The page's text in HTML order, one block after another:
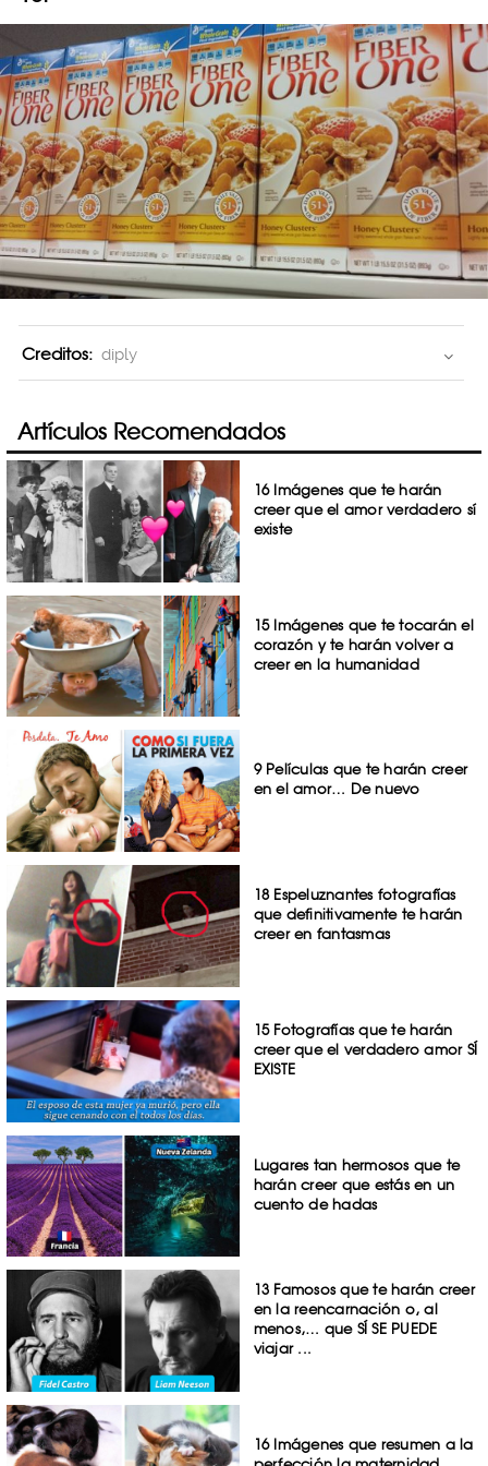
Creditos: diply
Artículos Recomendados
16 Imágenes que te harán
creer que el amor verdadero sí
existe
15 Imágenes que te tocarán el
corazón y te harán volver a
creer en la humanidad
9 Películas que te harán creer
en el amor… De nuevo
18 Espeluznantes fotografías
que definitivamente te harán
creer en fantasmas
15 Fotografías que te harán
creer que el verdadero amor SÍ
EXISTE
Lugares tan hermosos que te
harán creer que estás en un
cuento de hadas
13 Famosos que te harán creer
en la reencarnación o, al
menos,… que SÍ SE PUEDE
viajar ...
16 Imágenes que resumen a la